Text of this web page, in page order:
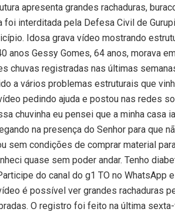
apresenta grandes rachaduras,
foi interditada pela Defesa Civil de
Idosa grava vídeo mostrando
anos Gessy Gomes, 64 anos, morava
chuvas registradas nas últimas
a vários problemas estruturais que
pedindo ajuda e postou nas redes
chuvinha eu pensei que a minha casa
na presença do Senhor para que
sem condições de comprar material
quase sem poder andar. Tenho
do canal do g1 TO no WhatsApp
é possível ver grandes rachaduras
O registro foi feito na última